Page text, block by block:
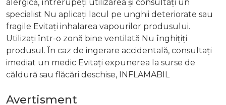
alergică, întrerupeți utilizarea și consultați un
specialist Nu aplicați lacul pe unghii deteriorate sau
fragile Evitați inhalarea vapourilor produsului.
Utilizați într-o zonă bine ventilată Nu înghițiți
produsul. În caz de ingerare accidentală, consultați
imediat un medic Evitați expunerea la surse de
căldură sau flăcări deschise, INFLAMABIL
Avertisment